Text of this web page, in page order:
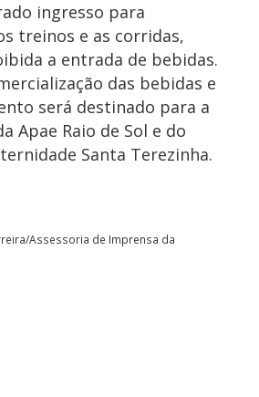
ingresso para
treinos e as corridas,
a entrada de bebidas.
das bebidas e
será destinado para a
Apae Raio de Sol e do
Santa Terezinha.
Assessoria de Imprensa da